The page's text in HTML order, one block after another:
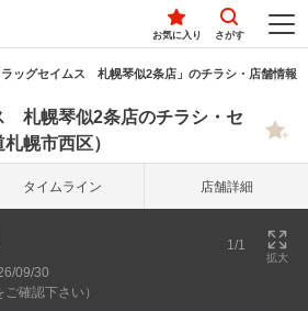
お気に入り さがす
ラッグセイムス 札幌琴似2条店」のチラシ・店舗情報
札幌琴似2条店のチラシ・セ
幌市西区）
タイム ライン 店舗詳細
1/1
拡大
09/30
確認下さい）